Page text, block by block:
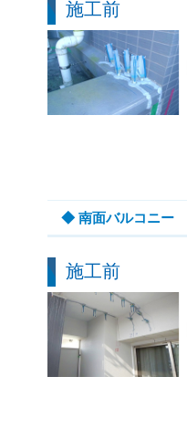
施工前
◆ 南面バルコニー
施工前